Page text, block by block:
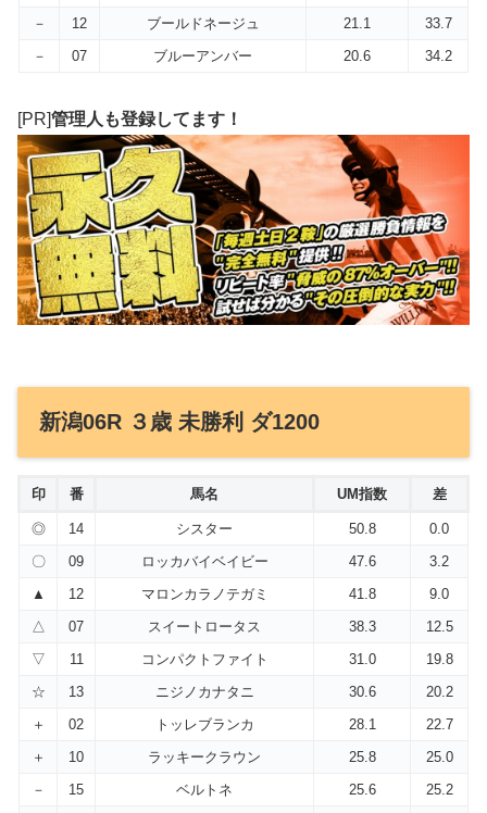
－
12 ブールドネージュ 21.1
33.7
－
07 ブルーアンバー 20.6 34.2
[PR]管理人も登録してます！
新潟06R ３歳 未勝利 ダ1200
印 番 馬名 UM指数 差
◎ 14 シスター 50.8
0.0
〇
09 ロッカバイベイビー 47.6
3.2
▲
12 マロンカラノテガミ 41.8
9.0
△
07 スイートロータス 38.3
12.5
▽
11 コンパクトファイト 31.0
19.8
☆
13 ニジノカナタニ 30.6
20.2
＋
02 トッレブランカ 28.1
22.7
＋
10 ラッキークラウン 25.8
25.0
－
15 ベルトネ 25.6
25.2